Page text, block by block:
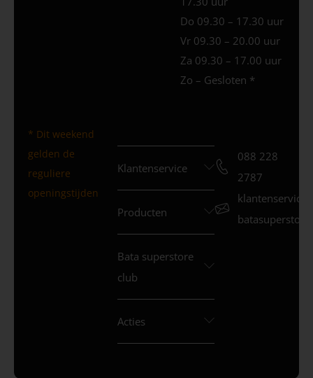
Do 09.30 – 17.30 uur
Vr 09.30 – 20.00 uur
Za 09.30 – 17.00 uur
Zo – Gesloten *
* Dit weekend
gelden de
reguliere
openingstijden
Klantenservice
Producten
Bata superstore
club
Acties
088 228
2787